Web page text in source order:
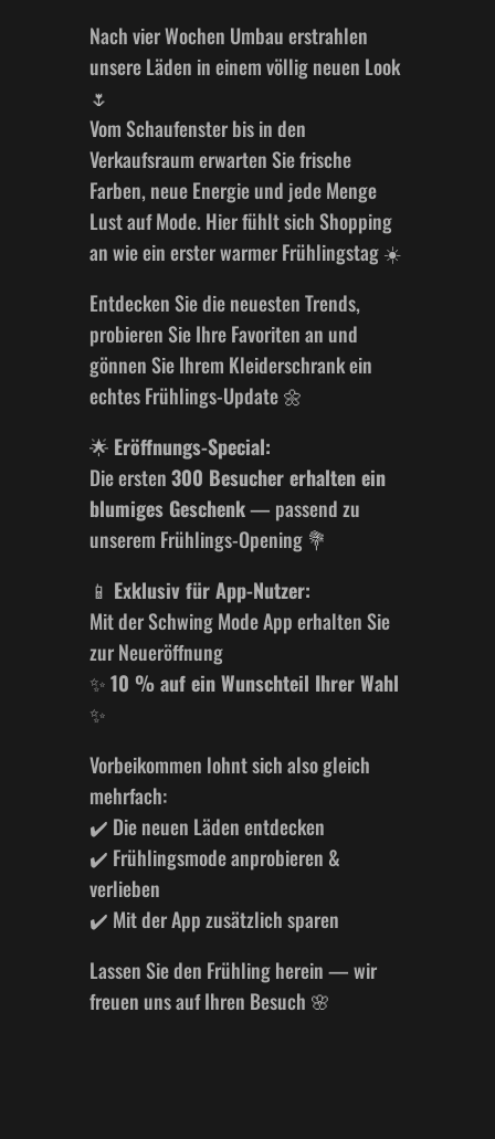
Nach vier Wochen Umbau erstrahlen
unsere Läden in einem völlig neuen Look
🌷
Vom Schaufenster bis in den
Verkaufsraum erwarten Sie frische
Farben, neue Energie und jede Menge
Lust auf Mode. Hier fühlt sich Shopping
an wie ein erster warmer Frühlingstag ☀️
Entdecken Sie die neuesten Trends,
probieren Sie Ihre Favoriten an und
gönnen Sie Ihrem Kleiderschrank ein
echtes Frühlings-Update 🌼
🌟 Eröffnungs-Special:
Die ersten300 Besucher erhalten ein
blumiges Geschenk— passend zu
unserem Frühlings-Opening 💐
📱 Exklusiv für App-Nutzer:
Mit der Schwing Mode App erhalten Sie
zur Neueröffnung
✨10 % auf ein Wunschteil Ihrer Wahl
✨
Vorbeikommen lohnt sich also gleich
mehrfach:
✔️ Die neuen Läden entdecken
✔️ Frühlingsmode anprobieren &
verlieben
✔️ Mit der App zusätzlich sparen
Lassen Sie den Frühling herein — wir
freuen uns auf Ihren Besuch 🌸